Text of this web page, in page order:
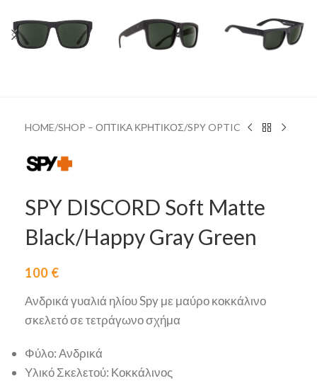
HOME/SHOP – ΟΠΤΙΚΑ ΚΡΗΤΙΚΟΣ/SPY OPTIC
SPY DISCORD Soft Matte
Black/Happy Gray Green
100 €
Ανδρικά γυαλιά ηλίου Spy με μαύρο κοκκάλινο
σκελετό σε τετράγωνο σχήμα
Φύλο: Ανδρικά
Υλικό Σκελετού: Κοκκάλινος